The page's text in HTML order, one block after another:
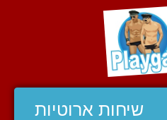
שיחות ארוטיות